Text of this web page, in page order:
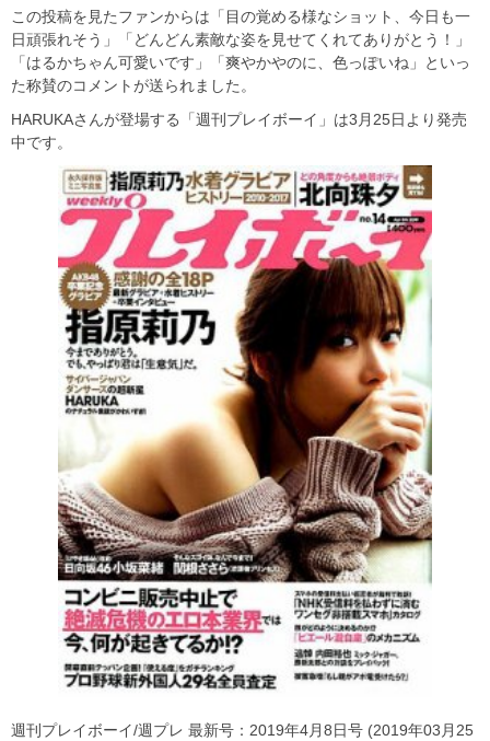
この投稿を見たファンからは「目の覚める様なショット、今日も一
日頑張れそう」「どんどん素敵な姿を見せてくれてありがとう！」
「はるかちゃん可愛いです」「爽やかやのに、色っぽいね」といっ
た称賛のコメントが送られました。
HARUKAさんが登場する「週刊プレイボーイ」は3月25日より発売
中です。
週刊プレイボーイ/週プレ 最新号：2019年4月8日号 (2019年03月25